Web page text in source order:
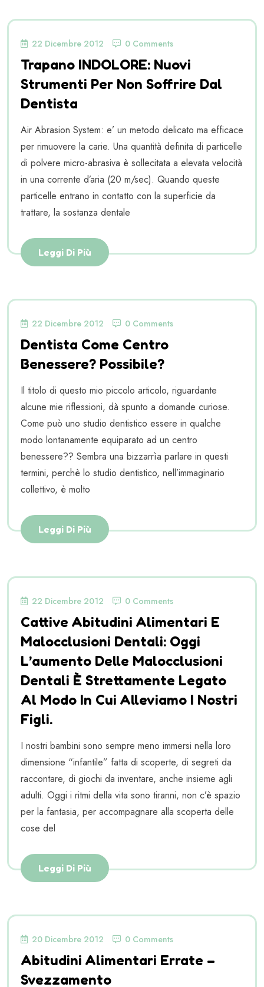
22 Dicembre 2012 0 Comments
Trapano INDOLORE: Nuovi
Strumenti Per Non Soffrire Dal
Dentista
Air Abrasion System: e’ un metodo delicato ma efficace
per rimuovere la carie. Una quantità definita di particelle
di polvere micro-abrasiva è sollecitata a elevata velocità
in una corrente d’aria (20 m/sec). Quando queste
particelle entrano in contatto con la superficie da
trattare, la sostanza dentale
Leggi Di Più
22 Dicembre 2012 0 Comments
Dentista Come Centro
Benessere? Possibile?
Il titolo di questo mio piccolo articolo, riguardante
alcune mie riflessioni, dà spunto a domande curiose.
Come può uno studio dentistico essere in qualche
modo lontanamente equiparato ad un centro
benessere?? Sembra una bizzarrìa parlare in questi
termini, perchè lo studio dentistico, nell’immaginario
collettivo, è molto
Leggi Di Più
22 Dicembre 2012 0 Comments
Cattive Abitudini Alimentari E
Malocclusioni Dentali: Oggi
L’aumento Delle Malocclusioni
Dentali È Strettamente Legato
Al Modo In Cui Alleviamo I Nostri
Figli.
I nostri bambini sono sempre meno immersi nella loro
dimensione “infantile” fatta di scoperte, di segreti da
raccontare, di giochi da inventare, anche insieme agli
adulti. Oggi i ritmi della vita sono tiranni, non c’è spazio
per la fantasia, per accompagnare alla scoperta delle
cose del
Leggi Di Più
20 Dicembre 2012 0 Comments
Abitudini Alimentari Errate –
Svezzamento